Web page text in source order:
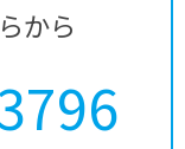
から